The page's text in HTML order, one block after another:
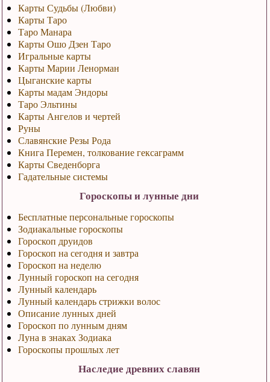
Карты Судьбы (Любви)
Карты Таро
Таро Манара
Карты Ошо Дзен Таро
Игральные карты
Карты Марии Ленорман
Цыганские карты
Карты мадам Эндоры
Таро Эльтины
Карты Ангелов и чертей
Руны
Славянские Резы Рода
Книга Перемен, толкование гексаграмм
Карты Сведенборга
Гадательные системы
Гороскопы и лунные дни
Бесплатные персональные гороскопы
Зодиакальные гороскопы
Гороскоп друидов
Гороскоп на сегодня и завтра
Гороскоп на неделю
Лунный гороскоп на сегодня
Лунный календарь
Лунный календарь стрижки волос
Описание лунных дней
Гороскоп по лунным дням
Луна в знаках Зодиака
Гороскопы прошлых лет
Наследие древних славян